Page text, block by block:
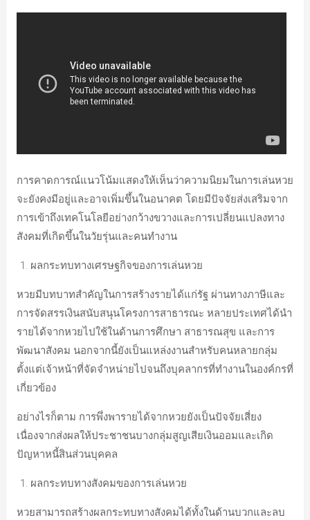
การคาดการณ์แนวโน้มแสดงให้เห็นว่าความนิยมในการเล่นหวย
จะยังคงมีอยู่และอาจเพิ่มขึ้นในอนาคต โดยมีปัจจัยส่งเสริมจาก
การเข้าถึงเทคโนโลยีอย่างกว้างขวางและการเปลี่ยนแปลงทาง
สังคมที่เกิดขึ้นในวัยรุ่นและคนทำงาน
ผลกระทบทางเศรษฐกิจของการเล่นหวย
หวยมีบทบาทสำคัญในการสร้างรายได้แก่รัฐ ผ่านทางภาษีและ
การจัดสรรเงินสนับสนุนโครงการสาธารณะ หลายประเทศได้นำ
รายได้จากหวยไปใช้ในด้านการศึกษา สาธารณสุข และการ
พัฒนาสังคม นอกจากนี้ยังเป็นแหล่งงานสำหรับคนหลายกลุ่ม
ตั้งแต่เจ้าหน้าที่จัดจำหน่ายไปจนถึงบุคลากรที่ทำงานในองค์กรที่
เกี่ยวข้อง
อย่างไรก็ตาม การพึ่งพารายได้จากหวยยังเป็นปัจจัยเสี่ยง
เนื่องจากส่งผลให้ประชาชนบางกลุ่มสูญเสียเงินออมและเกิด
ปัญหาหนี้สินส่วนบุคคล
ผลกระทบทางสังคมของการเล่นหวย
หวยสามารถสร้างผลกระทบทางสังคมได้ทั้งในด้านบวกและลบ